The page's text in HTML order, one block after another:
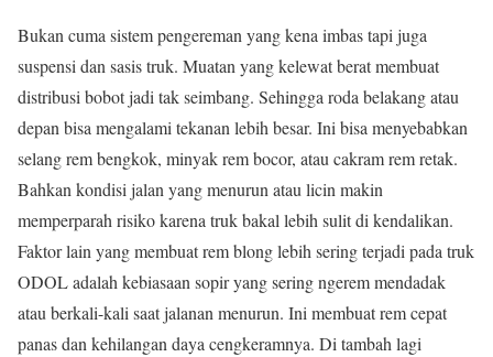
Bukan cuma sistem pengereman yang kena imbas tapi juga
suspensi dan sasis truk. Muatan yang kelewat berat membuat
distribusi bobot jadi tak seimbang. Sehingga roda belakang atau
depan bisa mengalami tekanan lebih besar. Ini bisa menyebabkan
selang rem bengkok, minyak rem bocor, atau cakram rem retak.
Bahkan kondisi jalan yang menurun atau licin makin
memperparah risiko karena truk bakal lebih sulit di kendalikan.
Faktor lain yang membuat rem blong lebih sering terjadi pada truk
ODOL adalah kebiasaan sopir yang sering ngerem mendadak
atau berkali-kali saat jalanan menurun. Ini membuat rem cepat
panas dan kehilangan daya cengkeramnya. Di tambah lagi